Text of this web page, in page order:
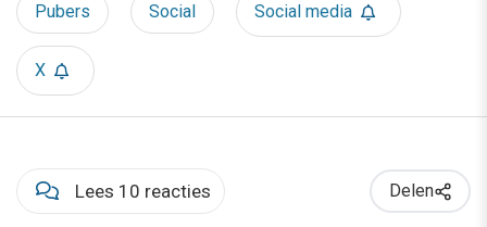
Pubers Social Social media
X
Lees 10 reacties Delen